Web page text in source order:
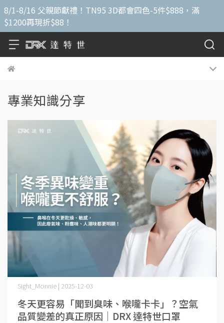
8/1-8/16 父親節獻禮！TN95 3D都會四色-5件$888，滿
$1200再現折$88！
專業知識分享
冬天更容易「聞到臭味、喉嚨卡卡」？空氣
品質變差的真正原因｜DRX 達特世口罩
Sight_Monnie | 2025-12-03